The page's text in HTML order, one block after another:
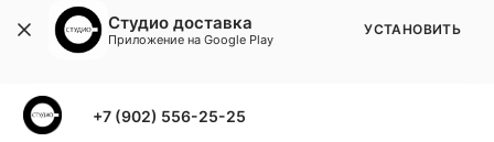
+7 (902) 556-25-25
Студио доставка
Приложение на Google Play
УСТАНОВИТЬ